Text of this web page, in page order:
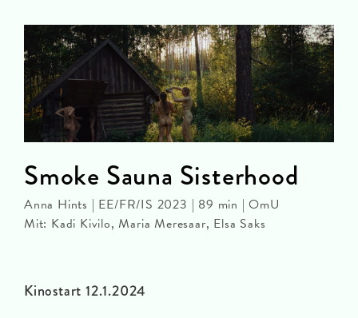
Kinostart 12.1.2024
Smoke Sauna Sisterhood
Anna Hints | EE/FR/IS 2023 | 89 min | OmU
Mit: Kadi Kivilo, Maria Meresaar, Elsa Saks